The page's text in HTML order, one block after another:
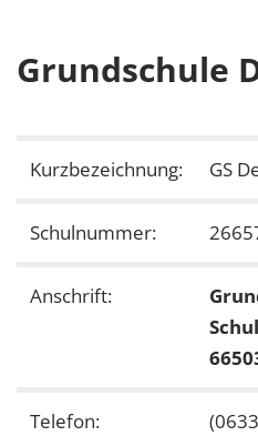
Grundschule
Kurzbezeichnung: GS
Schulnummer:
Anschrift:
Telefon: